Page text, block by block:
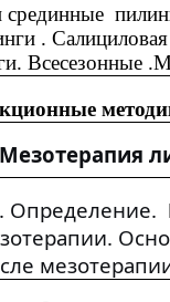
срединные
. Салициловая
Всесезонные
. Определение.